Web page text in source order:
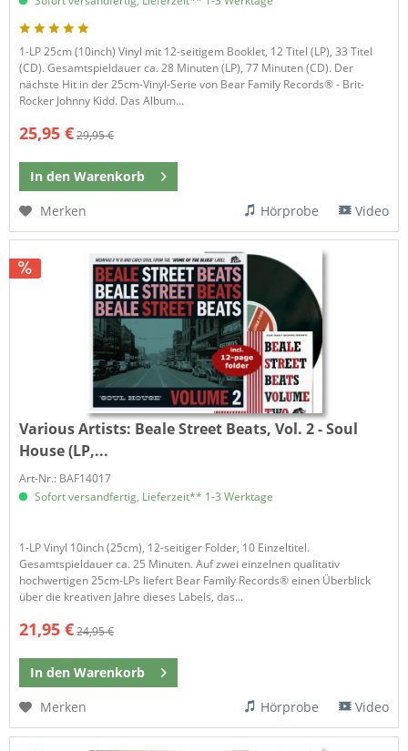
1-LP 25cm (10inch) Vinyl mit 12-seitigem Booklet, 12 Titel (LP), 33 Titel
(CD). Gesamtspieldauer ca. 28 Minuten (LP), 77 Minuten (CD). Der
nächste Hit in der 25cm-Vinyl-Serie von Bear Family Records® - Brit-
Rocker Johnny Kidd. Das Album...
25,95 €29,95 €
In den Warenkorb
Merken
Hörprobe Video
Various Artists: Beale Street Beats, Vol. 2 - Soul
House (LP,...
Art-Nr.: BAF14017
Sofort versandfertig, Lieferzeit** 1-3 Werktage
1-LP Vinyl 10inch (25cm), 12-seitiger Folder, 10 Einzeltitel.
Gesamtspieldauer ca. 25 Minuten. Auf zwei einzelnen qualitativ
hochwertigen 25cm-LPs liefert Bear Family Records® einen Überblick
über die kreativen Jahre dieses Labels, das...
21,95 €24,95 €
In den Warenkorb
Merken
Hörprobe Video